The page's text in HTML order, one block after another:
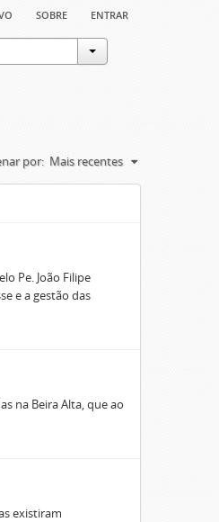
sobre entrar
por: Mais recentes
Pe. João Filipe
e a gestão das
na Beira Alta, que ao
existiram